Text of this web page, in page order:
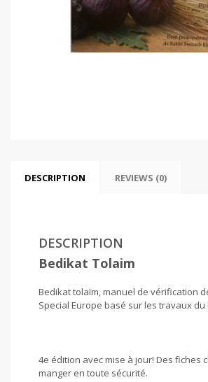
DESCRIPTION REVIEWS (0)
DESCRIPTION
Bedikat Tolaim
Bedikat tolaïm, manuel de vérification
Special Europe basé sur les travaux du
4e édition avec mise à jour! Des fiches
manger en toute sécurité.